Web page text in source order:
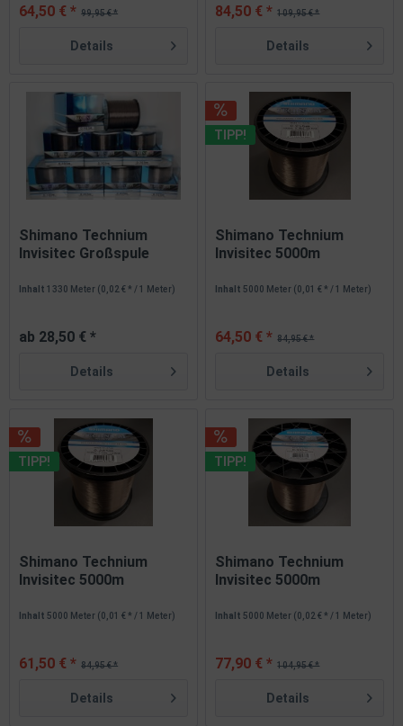
99,95 € *
64,50 € *
Details
109,95 € *
84,50 € *
Details
Shimano Technium
Invisitec Großspule
Inhalt1330 Meter (0,02 € * / 1 Meter)
ab 28,50 € *
Details
TIPP!
Shimano Technium
Invisitec 5000m
Inhalt 5000 Meter (0,01 € * / 1 Meter)
84,95 € *
64,50 € *
Details
TIPP!
Shimano Technium
Invisitec 5000m
Inhalt 5000 Meter (0,01 € * / 1 Meter)
84,95 € *
61,50 € *
Details
TIPP!
Shimano Technium
Invisitec 5000m
Inhalt 5000 Meter (0,02 € * / 1 Meter)
104,95 € *
77,90 € *
Details